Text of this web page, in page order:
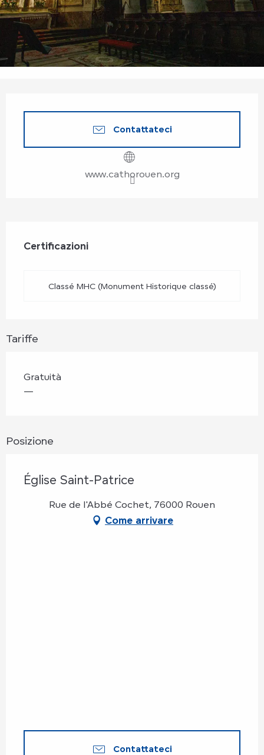
Contattateci
www.cathorouen.org
Certificazioni
Certificazioni
Classé MHC (Monument Historique classé)
Tariffe
Gratuità
—
Posizione
Église Saint-Patrice
Rue de l'Abbé Cochet, 76000 Rouen
Come arrivare
Contattateci